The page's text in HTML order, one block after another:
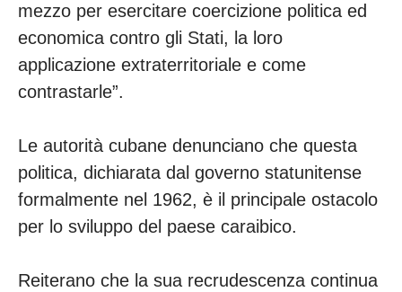
mezzo per esercitare coercizione politica ed
economica contro gli Stati, la loro
applicazione extraterritoriale e come
contrastarle”.
Le autorità cubane denunciano che questa
politica, dichiarata dal governo statunitense
formalmente nel 1962, è il principale ostacolo
per lo sviluppo del paese caraibico.
Reiterano che la sua recrudescenza continua